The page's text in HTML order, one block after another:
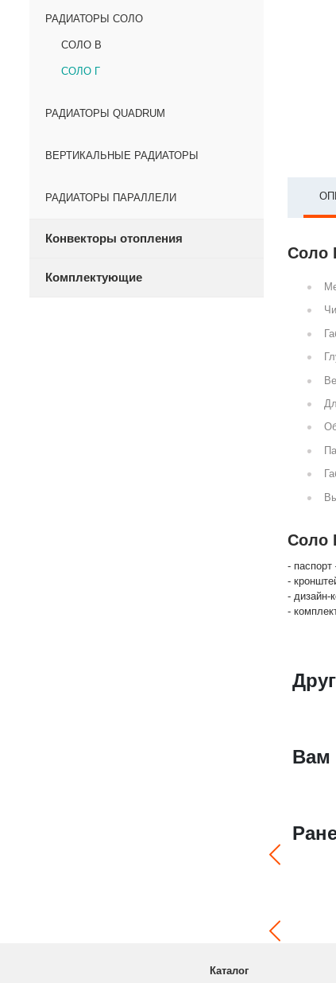
РАДИАТОРЫ СОЛО
СОЛО В
СОЛО Г
РАДИАТОРЫ QUADRUM
ВЕРТИКАЛЬНЫЕ РАДИАТОРЫ
РАДИАТОРЫ ПАРАЛЛЕЛИ
Конвекторы отопления
Комплектующие
Соло
Соло
- паспорт
-
- дизайн-
-
Вам
Каталог